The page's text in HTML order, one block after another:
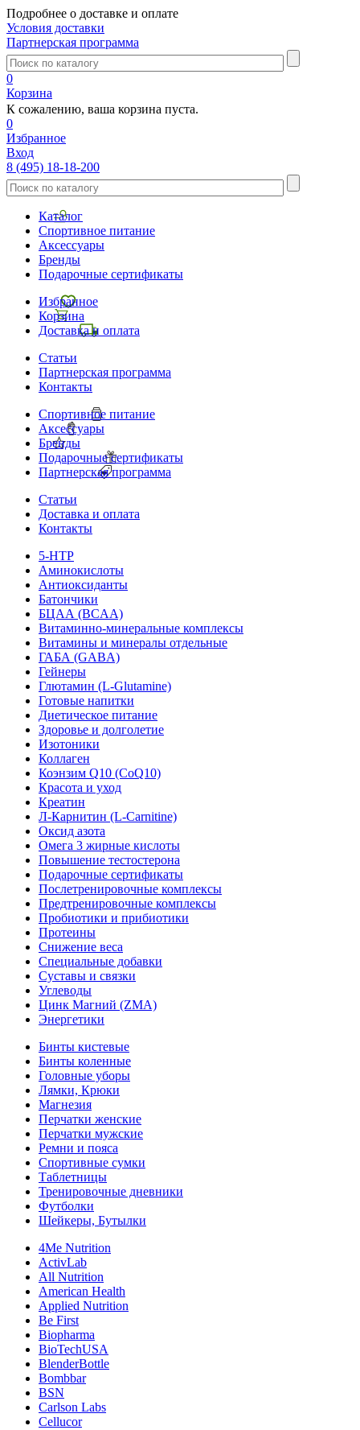
Подробнее о доставке и оплате
Условия доставки
Партнерская программа
0
Корзина
К сожалению, ваша корзина пуста.
0
Избранное
Вход
8 (495) 18-18-200
Каталог
Спортивное питание
Аксессуары
Бренды
Подарочные сертификаты
Избранное
Корзина
Доставка и оплата
Статьи
Партнерская программа
Контакты
Спортивное питание
Аксессуары
Бренды
Подарочные сертификаты
Партнерская программа
Статьи
Доставка и оплата
Контакты
5-HTP
Аминокислоты
Антиоксиданты
Батончики
БЦАА (BCAA)
Витаминно-минеральные комплексы
Витамины и минералы отдельные
ГАБА (GABA)
Гейнеры
Глютамин (L-Glutamine)
Готовые напитки
Диетическое питание
Здоровье и долголетие
Изотоники
Коллаген
Коэнзим Q10 (CoQ10)
Красота и уход
Креатин
Л-Карнитин (L-Сarnitine)
Оксид азота
Омега 3 жирные кислоты
Повышение тестостерона
Подарочные сертификаты
Послетренировочные комплексы
Предтренировочные комплексы
Пробиотики и прибиотики
Протеины
Снижение веса
Специальные добавки
Суставы и связки
Углеводы
Цинк Магний (ZMA)
Энергетики
Бинты кистевые
Бинты коленные
Головные уборы
Лямки, Крюки
Магнезия
Перчатки женские
Перчатки мужские
Ремни и пояса
Спортивные сумки
Таблетницы
Тренировочные дневники
Футболки
Шейкеры, Бутылки
4Me Nutrition
ActivLab
All Nutrition
American Health
Applied Nutrition
Be First
Biopharma
BioTechUSA
BlenderBottle
Bombbar
BSN
Carlson Labs
Cellucor